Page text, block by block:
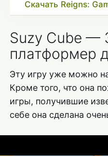
Скачать Reigns:
Suzy Cube —
платформер
Эту игру уже можно
Кроме того, что она
игры, получившие
себе она сделана